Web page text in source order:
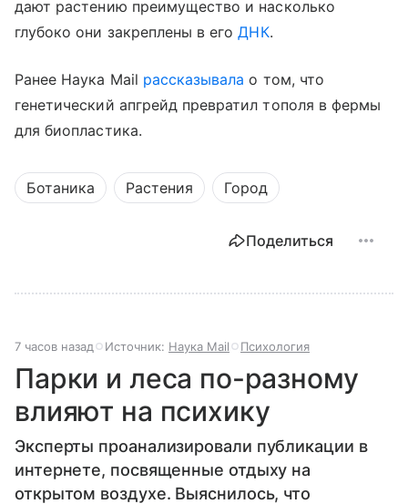
дают растению преимущество и насколько
глубоко они закреплены в егоДНК.
Ранее Наука Mail рассказывала о том, что
генетический апгрейд превратил тополя в фермы
для биопластика.
Ботаника Растения Город
Поделиться
7 часов назад Источник: Наука Mail Психология
Парки и леса по-разному
влияют на психику
Эксперты проанализировали публикации в
интернете, посвященные отдыху на
открытом воздухе. Выяснилось, что